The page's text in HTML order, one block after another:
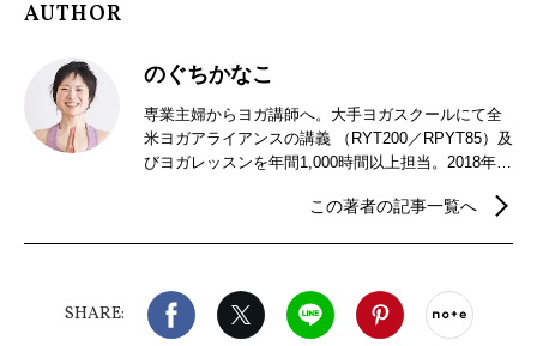
AUTHOR
のぐちかなこ
専業主婦からヨガ講師へ。大手ヨガスクールにて全
米ヨガアライアンスの講義 （RYT200／RPYT85）及
びヨガレッスンを年間1,000時間以上担当。2018年に
インストラクターの養成に携わりながら、特に産前
ゃん。
この著者の記事一覧へ
SHARE:
Facebook X（旧twitter）
LINE Pinterest